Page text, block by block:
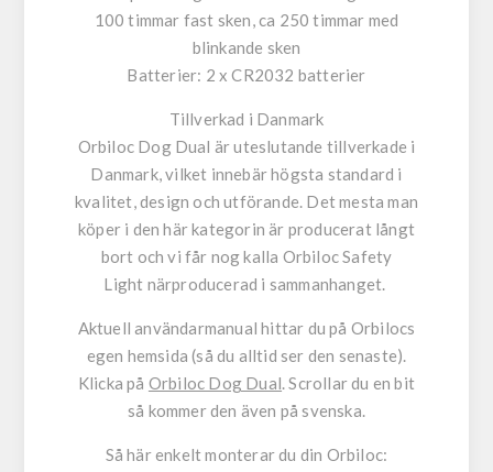
100 timmar fast sken, ca 250 timmar med
blinkande sken
Batterier: 2 x CR2032 batterier
Tillverkad i Danmark
Orbiloc Dog Dual är uteslutande tillverkade i
Danmark, vilket innebär högsta standard i
kvalitet, design och utförande. Det mesta man
köper i den här kategorin är producerat långt
bort och vi får nog kalla Orbiloc Safety
Light närproducerad i sammanhanget.
Aktuell användarmanual hittar du på Orbilocs
egen hemsida (så du alltid ser den senaste).
Klicka på Orbiloc Dog Dual. Scrollar du en bit
så kommer den även på svenska.
Så här enkelt monterar du din Orbiloc: